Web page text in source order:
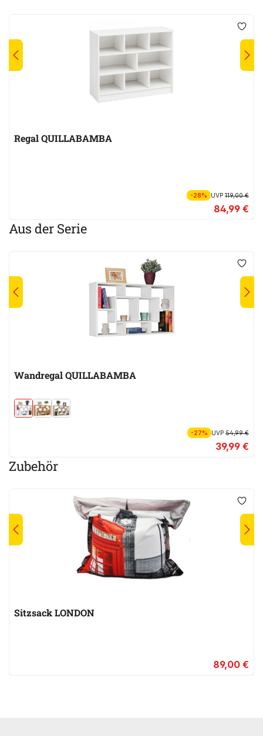
Regal QUILLABAMBA
-28% UVP119,00 €
84,99 €
Aus der Serie
Wandregal QUILLABAMBA
-27% UVP54,99 €
39,99 €
Zubehör
Sitzsack LONDON
89,00 €